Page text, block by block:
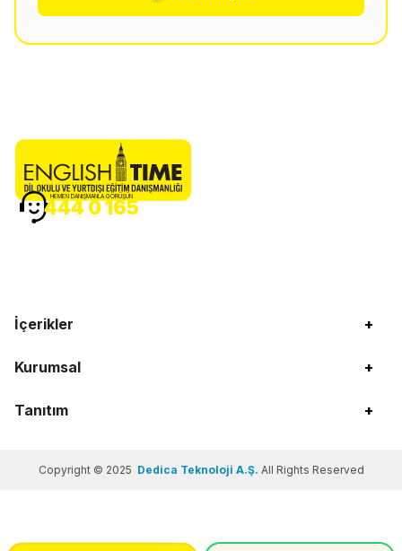
İçerikler +
Kurumsal +
Tanıtım +
HEMEN DANIŞMANLA GÖRÜŞÜN
444 0 165
Copyright © 2025 Dedica Teknoloji A.Ş. All Rights Reserved